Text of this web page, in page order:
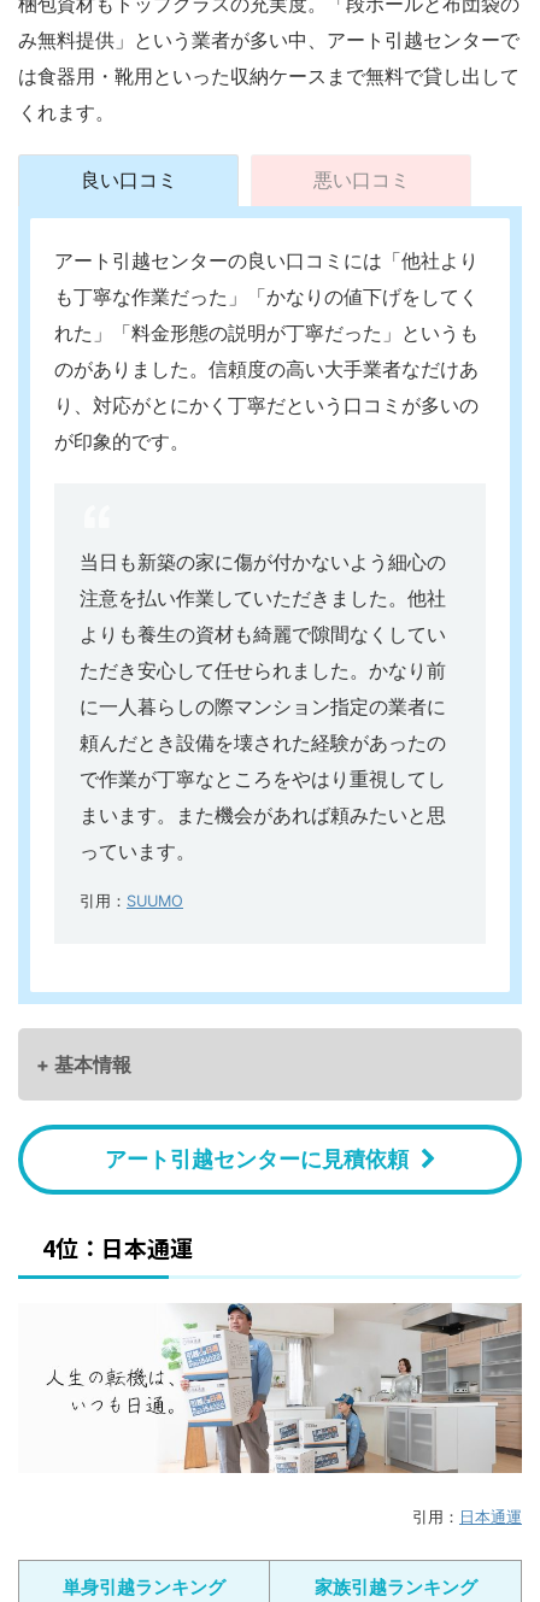
み無料提供」という業者が多い中、アート引越センターで
は食器用・靴用といった収納ケースまで無料で貸し出して
くれます。
良い口コミ 悪い口コミ
アート引越センターの良い口コミには「他社より
も丁寧な作業だった」「かなりの値下げをしてく
れた」「料金形態の説明が丁寧だった」というも
のがありました。信頼度の高い大手業者なだけあ
り、対応がとにかく丁寧だという口コミが多いの
が印象的です。
当日も新築の家に傷が付かないよう細心の
注意を払い作業していただきました。 他社
よりも養生の資材も綺麗で隙間なくしてい
ただき安心して任せられました。 かなり前
に一人暮らしの際マンション指定の業者に
頼んだとき設備を壊された経験があったの
で作業が丁寧なところをやはり重視してし
まいます。
また機会があれば頼みたいと思
っています。
引用： SUUMO
+ 基本情報
アート引越センターに見積依頼
4位：日本通運
引用： 日本通運
単身引越ランキング 家族引越ランキング